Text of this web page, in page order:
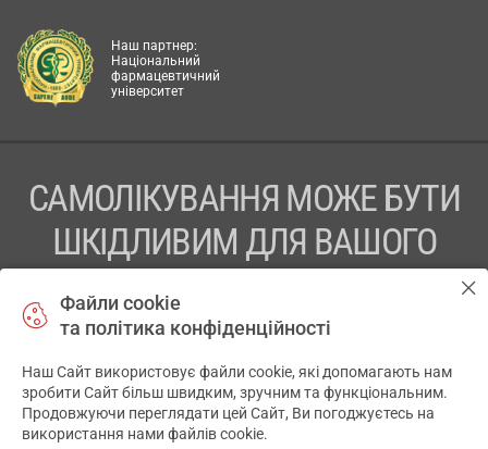
Наш партнер:
Національний
фармацевтичний
університет
САМОЛІКУВАННЯ МОЖЕ БУТИ
ШКІДЛИВИМ ДЛЯ ВАШОГО
ПЕРЕД ЗАСТОСУВАННЯМ ПРЕПАРАТУ ПРОКОНСУЛЬТУЙТЕСЬ
ТОВ «АПТЕКА 911.ЮА» Код ЄДРПОУ 43631965.
Відмова від відповідальності
Файли cookie
та політика конфіденційності
Наш Сайт використовує файли cookie, які допомагають нам
зробити Сайт більш швидким, зручним та функціональним.
Продовжуючи переглядати цей Сайт, Ви погоджуєтесь на
використання нами файлів cookie.
✕